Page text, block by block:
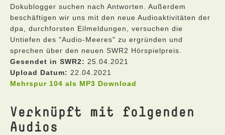
Dokublogger suchen nach Antworten. Außerdem
beschäftigen wir uns mit den neue Audioaktivitäten der
dpa, durchforsten Eilmeldungen, versuchen die
Untiefen des "Audio-Meeres" zu ergründen und
sprechen über den neuen SWR2 Hörspielpreis.
Gesendet in SWR2: 25.04.2021
Upload Datum: 22.04.2021
Mehrspur 104 als MP3 Download
Verknüpft mit folgenden
Audios